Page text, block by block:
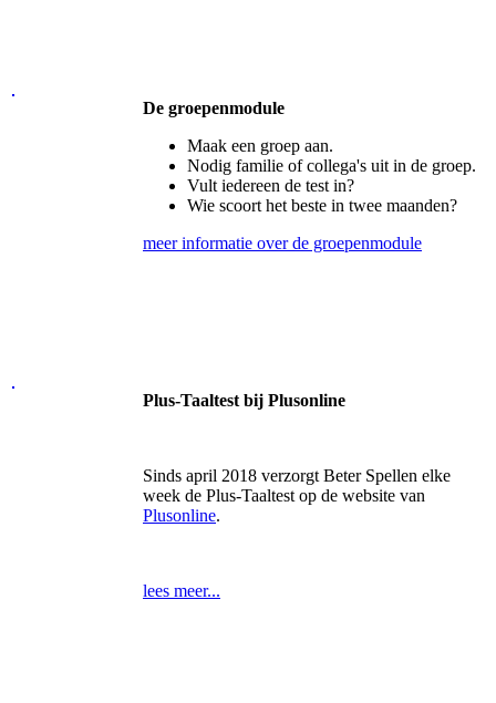
De groepenmodule
Maak een groep aan.
Nodig familie of collega's uit in de groep.
Vult iedereen de test in?
Wie scoort het beste in twee maanden?
meer informatie over de groepenmodule
Plus-Taaltest bij Plusonline
Sinds april 2018 verzorgt Beter Spellen elke
week de Plus-Taaltest op de website van
Plusonline.
lees meer...